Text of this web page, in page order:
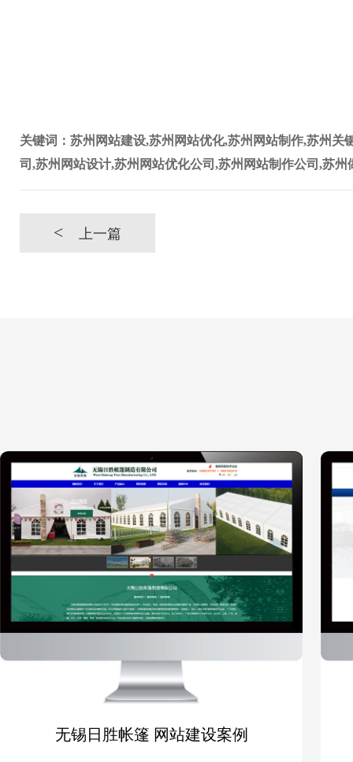
关键词：苏州网站建设,苏州网站优化,苏州网站制作,苏州关
司,苏州网站设计,苏州网站优化公司,苏州网站制作公司,苏州
< 上一篇
无锡日胜帐篷 网站建设案例